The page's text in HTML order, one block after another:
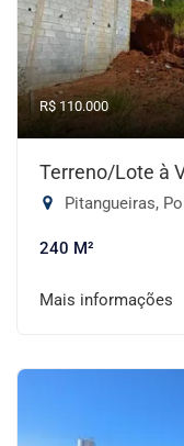
R$ 110.000
Terreno/Lote à
Pitangueiras,
240 M²
Mais informações